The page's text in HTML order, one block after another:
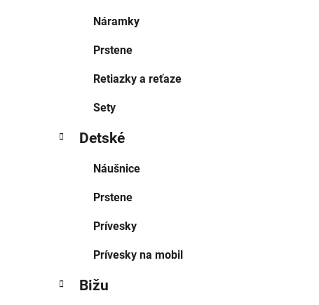
Náramky
Prstene
Retiazky a reťaze
Sety
Detské
Náušnice
Prstene
Prívesky
Prívesky na mobil
Bižu